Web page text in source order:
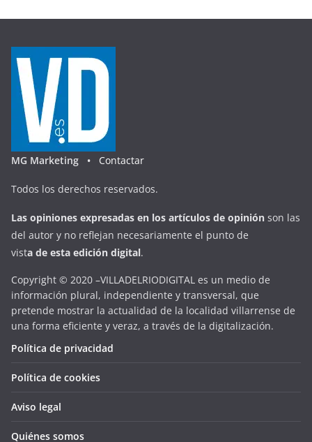
MG Marketing • Contactar
Todos los derechos reservados.
Las opiniones expresadas en los artículos de opinión son las
del autor y no reflejan necesariamente el punto de
vista de esta edición digital.
Copyright © 2020 –VILLADELRIODIGITAL es un medio de
información plural, independiente y transversal, que
pretende mostrar la actualidad de la localidad villarrense de
una forma eficiente y veraz, a través de la digitalización.
Política de privacidad
Política de cookies
Aviso legal
Quiénes somos